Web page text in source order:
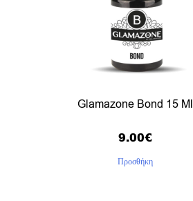
Glamazone Bond 15 Ml
9.00€
Προσθήκη